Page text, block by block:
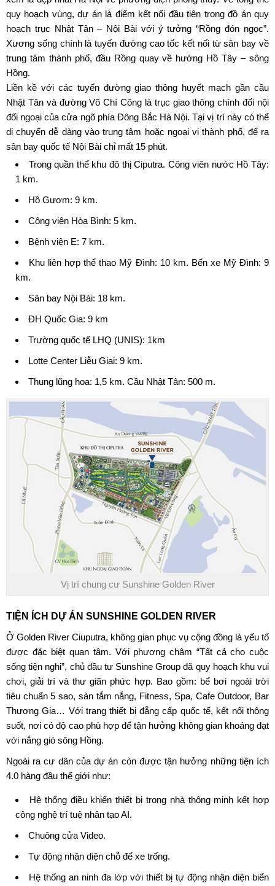
quy hoạch vùng, dự án là điểm kết nối đầu tiên trong đồ án quy
hoạch trục Nhật Tân – Nội Bài với ý tưởng “Rồng đón ngọc”.
Xương sống chính là tuyến đường cao tốc kết nối từ sân bay về
trung tâm thành phố, đầu Rồng quay về hướng Hồ Tây – sông
Hồng.
Liền kề với các tuyến đường giao thông huyết mạch gần cầu
Nhật Tân và đường Võ Chí Công là trục giao thông chính đối nội
đối ngoại của cửa ngõ phía Đông Bắc Hà Nội. Tại vị trí này có thể
di chuyển dễ dàng vào trung tâm hoặc ngoại vi thành phố, để ra
sân bay quốc tế Nội Bài chỉ mất 15 phút.
Trong quần thể khu đô thị Ciputra. Công viên nước Hồ Tây:
1 km.
Hồ Gươm: 9 km.
Công viên Hòa Bình: 5 km.
Bệnh viện E: 7 km.
Khu liên hợp thể thao Mỹ Đình: 10 km. Bến xe Mỹ Đình: 9
km.
Sân bay Nội Bài: 18 km.
ĐH Quốc Gia: 9 km
Trường quốc tế LHQ (UNIS): 1km
Lotte Center Liễu Giai: 9 km.
Thung lũng hoa: 1,5 km. Cầu Nhật Tân: 500 m.
Vị trí chung cư Sunshine Golden River
TIỆN ÍCH DỰ ÁN SUNSHINE GOLDEN RIVER
Ở Golden River Ciuputra, không gian phục vụ cộng đồng là yếu tố
được đặc biệt quan tâm. Với phương châm “Tất cả cho cuộc
sống tiện nghi”, chủ đầu tư Sunshine Group đã quy hoạch khu vui
chơi, giải trí và thư giãn phức hợp. Bao gồm: bể bơi ngoài trời
tiêu chuẩn 5 sao, sàn tắm nắng, Fitness, Spa, Cafe Outdoor, Bar
Thương Gia… Với trang thiết bị đẳng cấp quốc tế, kết nối thông
suốt, nơi có độ cao phù hợp để tận hưởng không gian khoáng đạt
với nắng gió sông Hồng.
Ngoài ra cư dân của dự án còn được tận hưởng những tiện ích
4.0 hàng đầu thế giới như:
Hệ thống điều khiển thiết bị trong nhà thông minh kết hợp
công nghệ trí tuệ nhân tạo AI.
Chuông cửa Video.
Tự động nhận diện chỗ để xe trống.
Hệ thống an ninh đa lớp với thiết bị tự động nhận diện biển